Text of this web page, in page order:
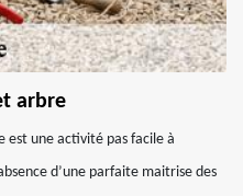
arbre
est une activité pas facile à
d’une parfaite maitrise des